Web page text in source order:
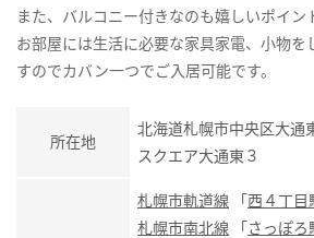
また、バルコニー付きなのも嬉しいポイ
お部屋には生活に必要な家具家電、小物を
すのでカバン一つでご入居可能です。
所在地
北海道札幌市中央区大通
スクエア大通東３
札幌市軌道線 「西４丁目
札幌市南北線 「さっぽろ